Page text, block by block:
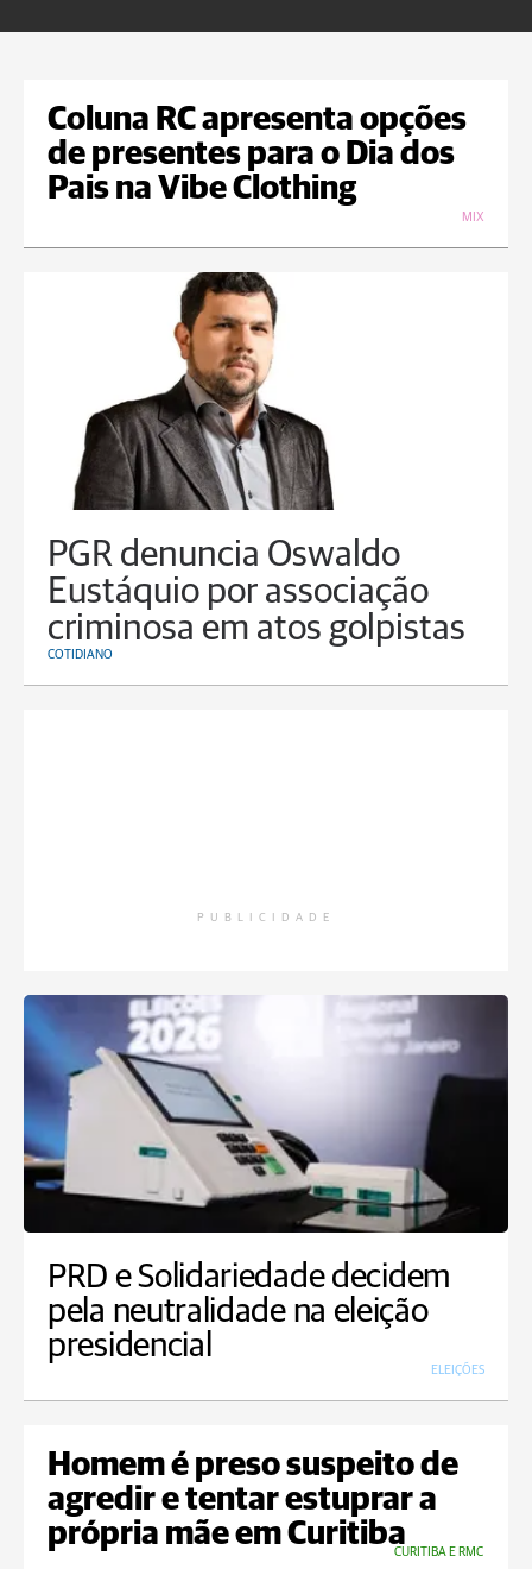
Coluna RC apresenta opções
de presentes para o Dia dos
Pais na Vibe Clothing
MIX
PGR denuncia Oswaldo
Eustáquio por associação
criminosa em atos golpistas
COTIDIANO
PUBLICIDADE
PRD e Solidariedade decidem
pela neutralidade na eleição
presidencial
ELEIÇÕES
Homem é preso suspeito de
agredir e tentar estuprar a
própria mãe em Curitiba
CURITIBA E RMC